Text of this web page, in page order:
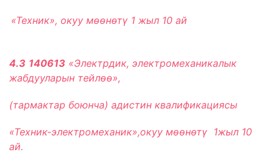
«Техник», окуу мөөнөтү 1 жыл 10 ай
4.3 140613 «Электрдик, электромеханикалык
жабдууларын тейлѳѳ»,
(тармактар боюнча) адистин квалификациясы
«Техник-электромеханик»,окуу мѳѳнѳтү 1жыл 10
ай.